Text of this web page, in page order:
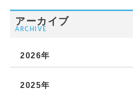
アーカイブ
ARCHIVE
2026年
2025年